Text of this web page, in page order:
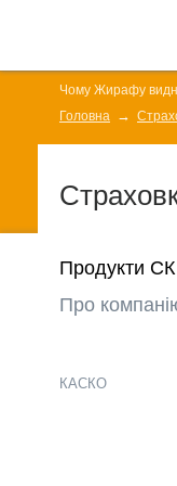
Чому Жирафу
Головна
Продукти
Про
КАСКО